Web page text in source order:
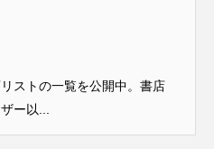
ストの一覧を公開中。書店
ー以...